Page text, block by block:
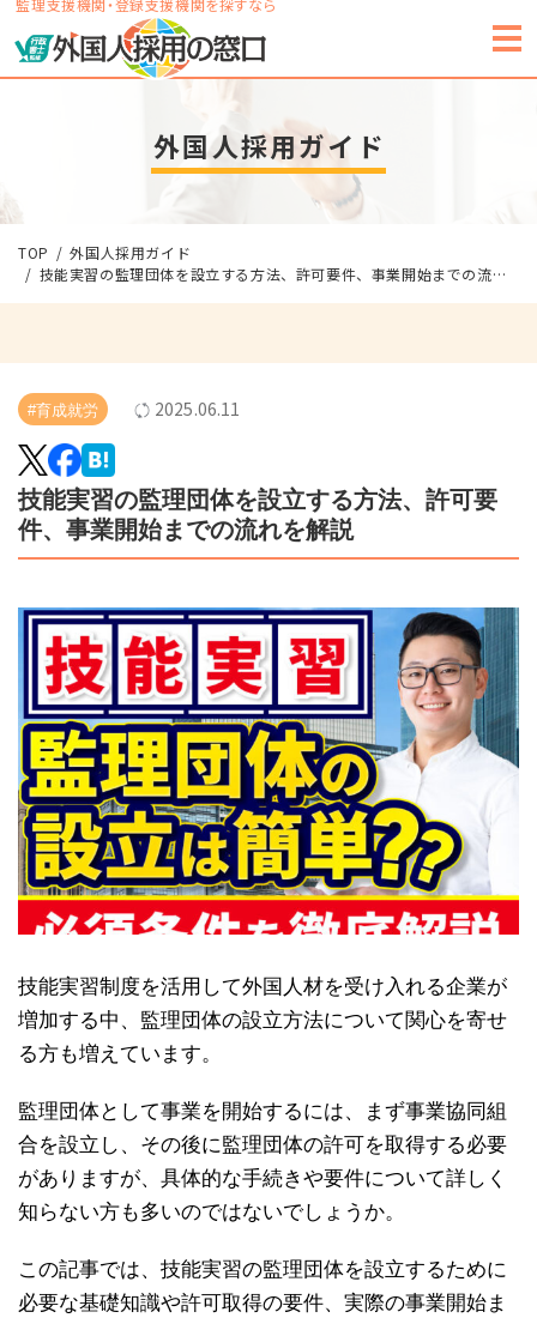
監理支援機関・登録支援機関を探すなら
外国人採用ガイド
TOP
外国人採用ガイド
技能実習の監理団体を設立する方法、許可要件、事業開始までの流れを解説
#育成就労 2025.06.11
技能実習の監理団体を設立する方法、許可要
件、事業開始までの流れを解説
技能実習制度を活用して外国人材を受け入れる企業が
増加する中、監理団体の設立方法について関心を寄せ
る方も増えています。
監理団体として事業を開始するには、まず事業協同組
合を設立し、その後に監理団体の許可を取得する必要
がありますが、具体的な手続きや要件について詳しく
知らない方も多いのではないでしょうか。
この記事では、技能実習の監理団体を設立するために
必要な基礎知識や許可取得の要件、実際の事業開始ま